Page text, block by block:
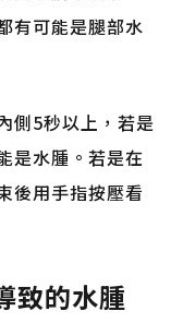
有可能是腿部水
側5秒以上，若是
是水腫。若是在
後用手指按壓看
致的水腫